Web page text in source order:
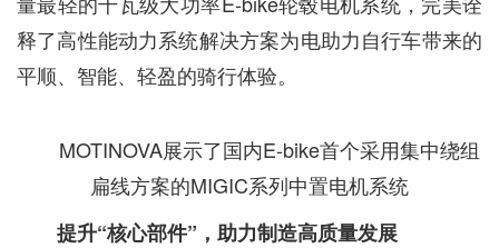
释了高性能动力系统解决方案为电助力自行车带来的
平顺、智能、轻盈的骑行体验。
MOTINOVA展示了国内E-bike首个采用集中绕组
扁线方案的MIGIC系列中置电机系统
提升“核心部件”，助力制造高质量发展